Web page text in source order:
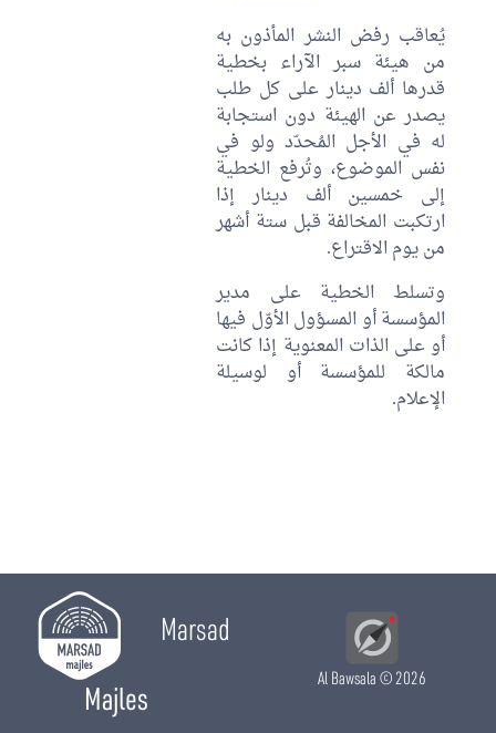
يُعاقب رفض النشر المأذون به
من هيئة سبر الآراء بخطية
قدرها ألف دينار على كل طلب
يصدر عن الهيئة دون استجابة
له في الأجل المُحدّد ولو في
نفس الموضوع، وتُرفع الخطية
إلى خمسين ألف دينار إذا
ارتكبت المخالفة قبل ستة أشهر
من يوم الاقتراع.
وتسلط الخطية على مدير
المؤسسة أو المسؤول الأوّل فيها
أو على الذات المعنوية إذا كانت
مالكة للمؤسسة أو لوسيلة
الإعلام.
Marsad
Majles
Al Bawsala© 2026